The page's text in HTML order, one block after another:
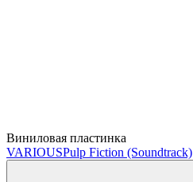
Виниловая пластинка
VARIOUSPulp Fiction (Soundtrack)